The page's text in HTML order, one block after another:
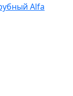
Alfa